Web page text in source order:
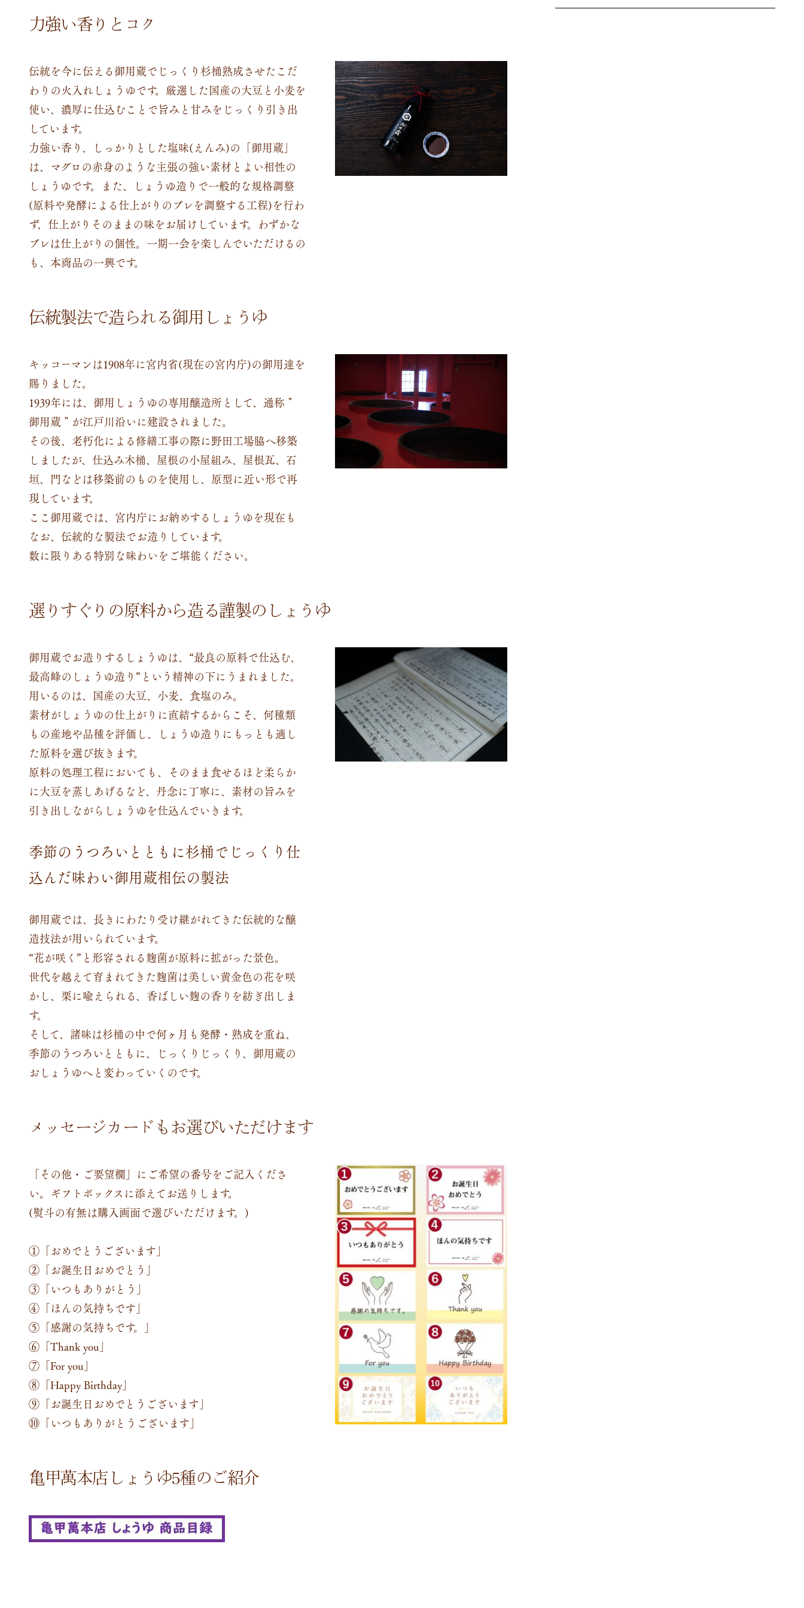
力強い香りとコク
伝統を今に伝える御用蔵でじっくり杉桶熟成させたこだ
わりの火入れしょうゆです。厳選した国産の大豆と小麦を
使い、濃厚に仕込むことで旨みと甘みをじっくり引き出
しています。
力強い香り、しっかりとした塩味(えんみ)の「御用蔵」
は、マグロの赤身のような主張の強い素材とよい相性の
しょうゆです。また、しょうゆ造りで一般的な規格調整
(原料や発酵による仕上がりのブレを調整する工程)を行わ
ず、仕上がりそのままの味をお届けしています。わずかな
ブレは仕上がりの個性。一期一会を楽しんでいただけるの
も、本商品の一興です。
伝統製法で造られる御用しょうゆ
キッコーマンは1908年に宮内省(現在の宮内庁)の御用達を
賜りました。
1939年には、御用しょうゆの専用醸造所として、通称＂
御用蔵＂が江戸川沿いに建設されました。
その後、老朽化による修繕工事の際に野田工場脇へ移築
しましたが、仕込み木桶、屋根の小屋組み、屋根瓦、石
垣、門などは移築前のものを使用し、原型に近い形で再
現しています。
ここ御用蔵では、宮内庁にお納めするしょうゆを現在も
なお、伝統的な製法でお造りしています。
数に限りある特別な味わいをご堪能ください。
選りすぐりの原料から造る謹製のしょうゆ
御用蔵でお造りするしょうゆは、“最良の原料で仕込む、
最高峰のしょうゆ造り”という精神の下にうまれました。
用いるのは、国産の大豆、小麦、食塩のみ。
素材がしょうゆの仕上がりに直結するからこそ、何種類
もの産地や品種を評価し、しょうゆ造りにもっとも適し
た原料を選び抜きます。
原料の処理工程においても、そのまま食せるほど柔らか
に大豆を蒸しあげるなど、丹念に丁寧に、素材の旨みを
引き出しながらしょうゆを仕込んでいきます。
季節のうつろいとともに杉桶でじっくり仕
込んだ味わい御用蔵相伝の製法
御用蔵では、長きにわたり受け継がれてきた伝統的な醸
造技法が用いられています。
“花が咲く”と形容される麹菌が原料に拡がった景色。
世代を越えて育まれてきた麹菌は美しい黄金色の花を咲
かし、栗に喩えられる、香ばしい麹の香りを紡ぎ出しま
す。
そして、諸味は杉桶の中で何ヶ月も発酵・熟成を重ね、
季節のうつろいとともに、じっくりじっくり、御用蔵の
おしょうゆへと変わっていくのです。
メッセージカードもお選びいただけます
「その他・ご要望欄」にご希望の番号をご記入くださ
い。ギフトボックスに添えてお送りします。
(熨斗の有無は購入画面で選びいただけます。)
①「おめでとうございます」
②「お誕生日おめでとう」
③「いつもありがとう」
④「ほんの気持ちです」
⑤「感謝の気持ちです。」
⑥「Thank you」
⑦「For you」
⑧「Happy Birthday」
⑨「お誕生日おめでとうございます」
⑩「いつもありがとうございます」
亀甲萬本店しょうゆ5種のご紹介